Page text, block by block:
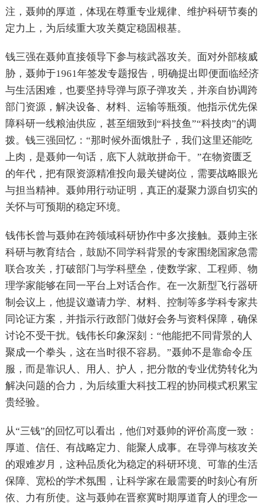
注，聂帅的厚道，体现在尊重专业规律、维护科研节奏的
定力上，为后续重大攻关奠定稳固根基。
钱三强在聂帅直接领导下参与核武器攻关。面对外部核威
胁，聂帅于1961年签发专题报告，明确提出即便面临经济
与生活困难，也要坚持导弹与原子弹攻关，并亲自协调跨
部门资源，解决设备、材料、运输等瓶颈。他指示优先保
障科研一线粮油供应，甚至细致到“科技鱼”“科技肉”的调
拨。钱三强回忆：“那时候外面饿肚子，我们这里还能吃
上肉，是聂帅一句话，底下人就敢拼命干。”在物资匮乏
的年代，把有限资源精准投向最关键岗位，需要战略眼光
与担当精神。聂帅用行动证明，真正的凝聚力源自切实的
关怀与可预期的稳定环境。
钱伟长曾与聂帅在跨领域科研协作中多次接触。聂帅主张
科研与教育结合，鼓励不同学科背景的专家围绕国家急需
联合攻关，打破部门与学科壁垒，使数学家、工程师、物
理学家能够在同一平台上对话合作。在一次新型飞行器研
制会议上，他提议邀请力学、材料、控制等多学科专家共
同论证方案，并指示行政部门做好会务与资料保障，确保
讨论不受干扰。钱伟长印象深刻：“他能把不同背景的人
聚成一个拳头，这在当时很不容易。”聂帅不是靠命令压
服，而是靠识人、用人、护人，把分散的专业优势转化为
解决问题的合力，为后续重大科技工程的协同模式积累宝
贵经验。
从“三钱”的回忆可以看出，他们对聂帅的评价高度一致：
厚道、信任、有战略定力、能聚人成事。在导弹与核攻关
的艰难岁月，这种品质化为稳定的科研环境、可靠的生活
保障、宽松的学术氛围，让科学家在最需要的时刻心有所
依、力有所使。这与聂帅在晋察冀时期厚道育人的理念一